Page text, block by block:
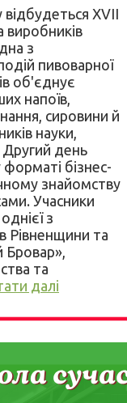
XVII
виробників
з
пивоварної
об'єднує
напоїв,
сировини й
науки,
Другий день
бізнес-
знайомству
Учасники
з
Рівненщини та
Бровар»,
та
далі